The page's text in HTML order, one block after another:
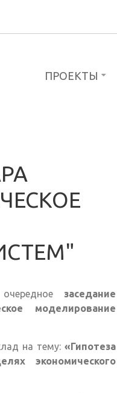
ПРОЕКТЫ
заседание
моделирование
на тему: «Гипотеза
экономического